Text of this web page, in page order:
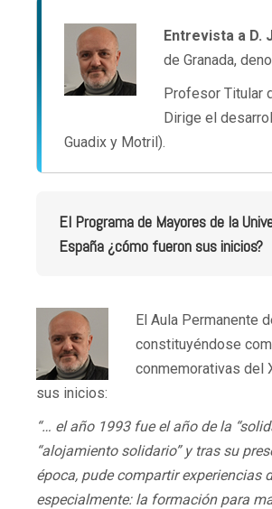
Entrevista a D.
de Granada,
Profesor Titular
Dirige el
Guadix y Motril).
El Programa de Mayores de la
España ¿cómo fueron sus inicios?
El Aula Permanente
constituyéndose
conmemorativas del
sus inicios:
“… el año 1993 fue el año de la
“alojamiento solidario” y tras su
época, pude compartir experiencias
especialmente: la formación para